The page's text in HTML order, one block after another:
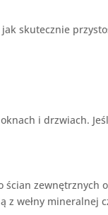
skutecznie
i drzwiach.
zewnętrznych
z wełny mineralnej